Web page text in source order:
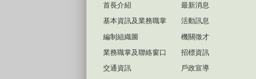
首長介紹
基本資訊及業務職掌
編制組織圖
業務職掌及聯絡窗口
交通資訊
最新消息
活動訊息
機關徵才
招標資訊
戶政宣導